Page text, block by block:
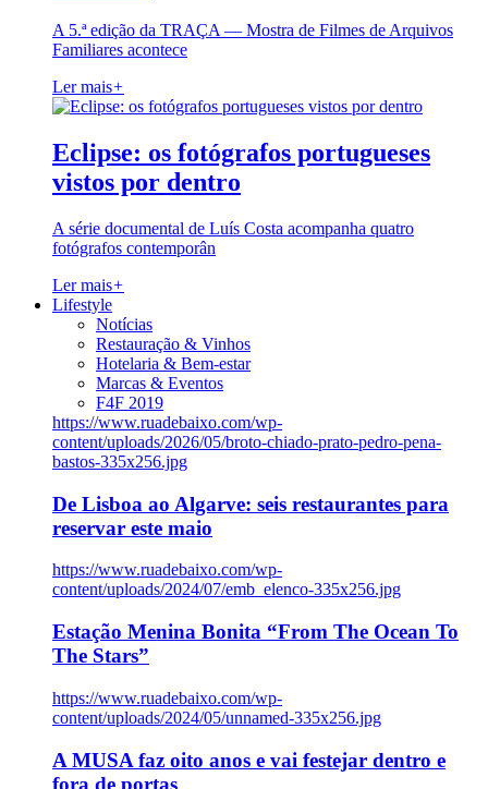
A 5.ª edição da TRAÇA — Mostra de Filmes de Arquivos
Familiares acontece
Ler mais+
Eclipse: os fotógrafos portugueses
vistos por dentro
A série documental de Luís Costa acompanha quatro
fotógrafos contemporân
Ler mais+
Lifestyle
Notícias
Restauração & Vinhos
Hotelaria & Bem-estar
Marcas & Eventos
F4F 2019
https://www.ruadebaixo.com/wp-
content/uploads/2026/05/broto-chiado-prato-pedro-pena-
bastos-335x256.jpg
De Lisboa ao Algarve: seis restaurantes para
reservar este maio
https://www.ruadebaixo.com/wp-
content/uploads/2024/07/emb_elenco-335x256.jpg
Estação Menina Bonita “From The Ocean To
The Stars”
https://www.ruadebaixo.com/wp-
content/uploads/2024/05/unnamed-335x256.jpg
A MUSA faz oito anos e vai festejar dentro e
fora de portas